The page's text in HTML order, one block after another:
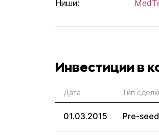
Ниши:
Инвестиции в
Дата Тип
01.03.2015 Pre-